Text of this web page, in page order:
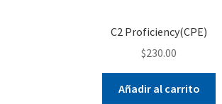
C2 Proficiency(CPE)
$230.00
Añadir al carrito